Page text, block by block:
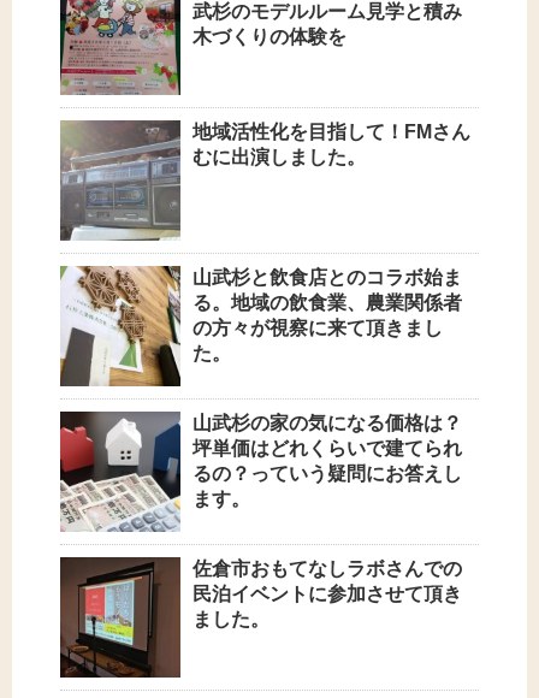
武杉のモデルルーム見学と積み
木づくりの体験を
地域活性化を目指して！FMさん
むに出演しました。
山武杉と飲食店とのコラボ始ま
る。地域の飲食業、農業関係者
の方々が視察に来て頂きまし
た。
山武杉の家の気になる価格は？
坪単価はどれくらいで建てられ
るの？っていう疑問にお答えし
ます。
佐倉市おもてなしラボさんでの
民泊イベントに参加させて頂き
ました。